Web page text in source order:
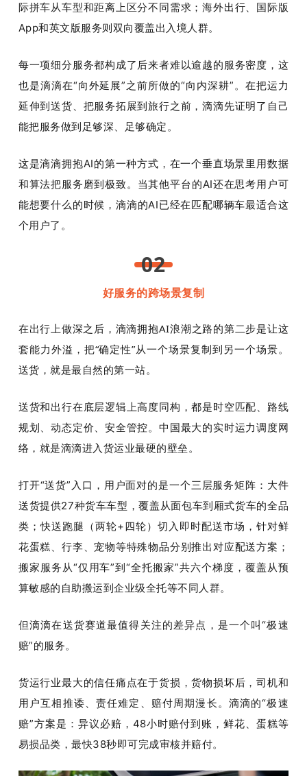
际拼车从车型和距离上区分不同需求；海外出行、国际版
App和英文版服务则双向覆盖出入境人群。
每一项细分服务都构成了后来者难以逾越的服务密度，这
也是滴滴在“向外延展”之前所做的“向内深耕”。在把运力
延伸到送货、把服务拓展到旅行之前，滴滴先证明了自己
能把服务做到足够深、足够确定。
这是滴滴拥抱AI的第一种方式，在一个垂直场景里用数据
和算法把服务磨到极致。当其他平台的AI还在思考用户可
能想要什么的时候，滴滴的AI已经在匹配哪辆车最适合这
个用户了。
02
好服务的跨场景复制
在出行上做深之后，滴滴拥抱AI浪潮之路的第二步是让这
套能力外溢，把“确定性”从一个场景复制到另一个场景。
送货，就是最自然的第一站。
送货和出行在底层逻辑上高度同构，都是时空匹配、路线
规划、动态定价、安全管控。中国最大的实时运力调度网
络，就是滴滴进入货运业最硬的壁垒。
打开“送货” 入口，用户面对的是一个三层服务矩阵：大件
送货提供27种货车车型，覆盖从面包车到厢式货车的全品
类；快送跑腿（两轮+四轮）切入即时配送市场，针对鲜
花蛋糕、行李、宠物等特殊物品分别推出对应配送方案；
搬家服务从“仅用车”到“全托搬家”共六个梯度，覆盖从预
算敏感的自助搬运到企业级全托等不同人群。
但滴滴在送货赛道最值得关注的差异点，是一个叫“极速
赔”的服务。
货运行业最大的信任痛点在于货损，货物损坏后，司机和
用户互相推诿、责任难定、赔付周期漫长。滴滴的“极速
赔”方案是：异议必赔， 48小时赔付到账，鲜花、蛋糕等
易损品类，最快38秒即可完成审核并赔付。